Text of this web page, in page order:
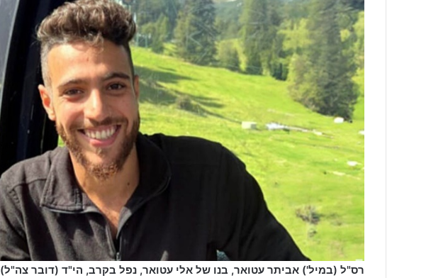
רס"ל (במיל') אביתר עטואר, בנו של אלי עטואר, נפל בקרב, הי"ד (דובר צה"ל)